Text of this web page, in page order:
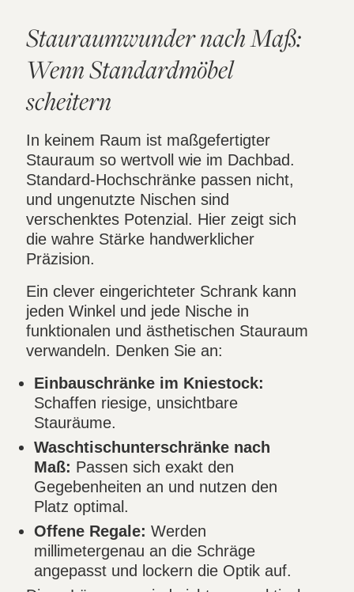
Stauraumwunder nach Maß:
Wenn Standardmöbel
scheitern
In keinem Raum ist maßgefertigter
Stauraum so wertvoll wie im Dachbad.
Standard-Hochschränke passen nicht,
und ungenutzte Nischen sind
verschenktes Potenzial. Hier zeigt sich
die wahre Stärke handwerklicher
Präzision.
Ein clever eingerichteter Schrank kann
jeden Winkel und jede Nische in
funktionalen und ästhetischen Stauraum
verwandeln. Denken Sie an:
Einbauschränke im Kniestock:
Schaffen riesige, unsichtbare
Stauräume.
Waschtischunterschränke nach
Maß: Passen sich exakt den
Gegebenheiten an und nutzen den
Platz optimal.
Offene Regale: Werden
millimetergenau an die Schräge
angepasst und lockern die Optik auf.